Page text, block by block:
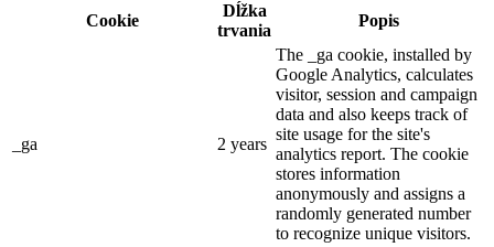
Cookie
Dĺžka
trvania
Popis
_ga 2 years
The _ga cookie, installed by
Google Analytics, calculates
visitor, session and campaign
data and also keeps track of
site usage for the site's
analytics report. The cookie
stores information
anonymously and assigns a
randomly generated number
to recognize unique visitors.